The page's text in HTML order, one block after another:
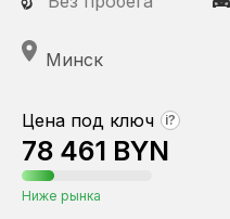
Минск
Цена под ключ ?
78 461 BYN
Ниже рынка